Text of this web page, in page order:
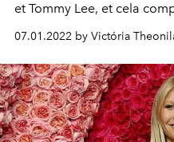
et Tommy Lee, et cela
sextape controversée du
07.01.2022 by Victória